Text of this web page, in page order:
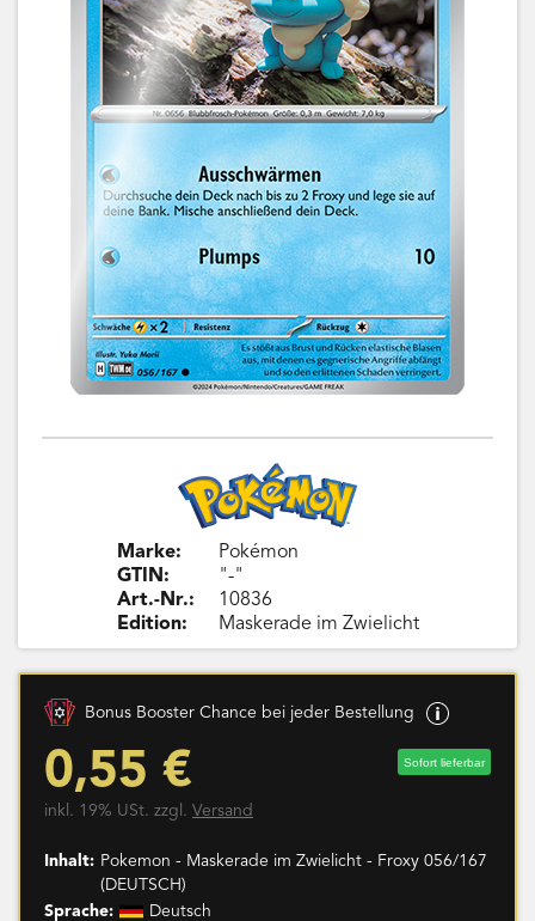
Marke:
GTIN:
Art.-Nr.:
Edition:
Pokémon
"-"
10836
Maskerade im Zwielicht
Bonus Booster Chance bei jeder Bestellung
0,55 € Sofort lieferbar
inkl. 19% USt. zzgl. Versand
Inhalt: Pokemon - Maskerade im Zwielicht - Froxy 056/167
(DEUTSCH)
Sprache:
Deutsch